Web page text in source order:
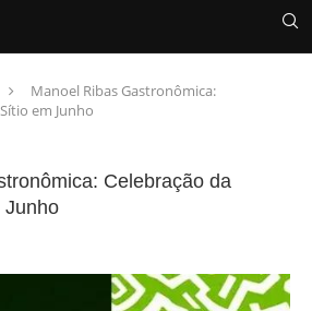
Manoel Ribas Gastronômica:
em Junho
Celebração da
Junho